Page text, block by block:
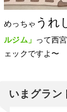
めっちゃ うれ
ルジム」 って西
ェックですよ〜
いまグラン